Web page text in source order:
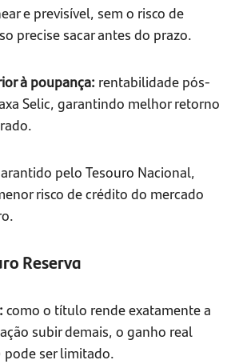
e previsível, sem o risco de
precise sacar antes do prazo.
à poupança: rentabilidade pós-
Selic, garantindo melhor retorno
pelo Tesouro Nacional,
risco de crédito do mercado
Reserva
como o título rende exatamente a
subir demais, o ganho real
pode ser limitado.